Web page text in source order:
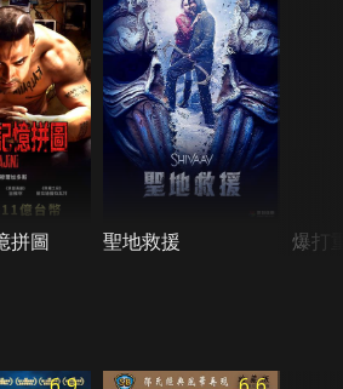
拼圖 聖地救援 爆打